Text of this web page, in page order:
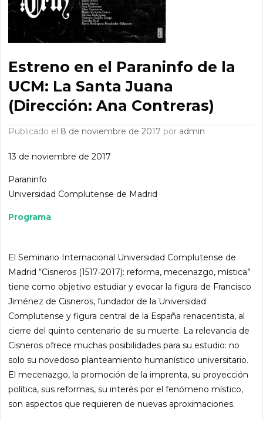
Estreno en el Paraninfo de la
UCM: La Santa Juana
(Dirección: Ana Contreras)
Publicado el 8 de noviembre de 2017 por admin
13 de noviembre de 2017
Paraninfo
Universidad Complutense de Madrid
Programa
El Seminario Internacional Universidad Complutense de
Madrid “Cisneros (1517‐2017): reforma, mecenazgo, mística”
tiene como objetivo estudiar y evocar la figura de Francisco
Jiménez de Cisneros, fundador de la Universidad
Complutense y figura central de la España renacentista, al
cierre del quinto centenario de su muerte. La relevancia de
Cisneros ofrece muchas posibilidades para su estudio: no
solo su novedoso planteamiento humanístico universitario.
El mecenazgo, la promoción de la imprenta, su proyección
política, sus reformas, su interés por el fenómeno místico,
son aspectos que requieren de nuevas aproximaciones.